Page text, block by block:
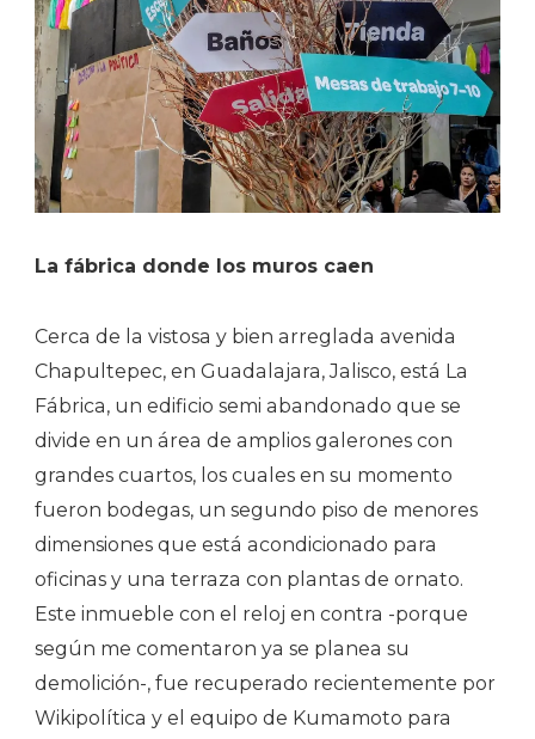
La fábrica donde los muros caen
Cerca de la vistosa y bien arreglada avenida
Chapultepec, en Guadalajara, Jalisco, está La
Fábrica, un edificio semi abandonado que se
divide en un área de amplios galerones con
grandes cuartos, los cuales en su momento
fueron bodegas, un segundo piso de menores
dimensiones que está acondicionado para
oficinas y una terraza con plantas de ornato.
Este inmueble con el reloj en contra -porque
según me comentaron ya se planea su
demolición-, fue recuperado recientemente por
Wikipolítica y el equipo de Kumamoto para